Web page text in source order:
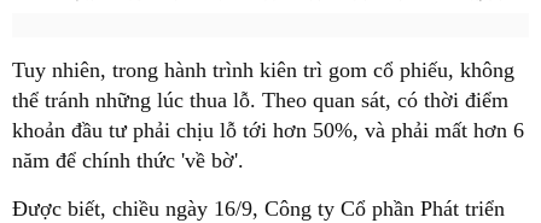
Tuy nhiên, trong hành trình kiên trì gom cổ phiếu, không
thể tránh những lúc thua lỗ. Theo quan sát, có thời điểm
khoản đầu tư phải chịu lỗ tới hơn 50%, và phải mất hơn 6
năm để chính thức 'về bờ'.
Được biết, chiều ngày 16/9, Công ty Cổ phần Phát triển